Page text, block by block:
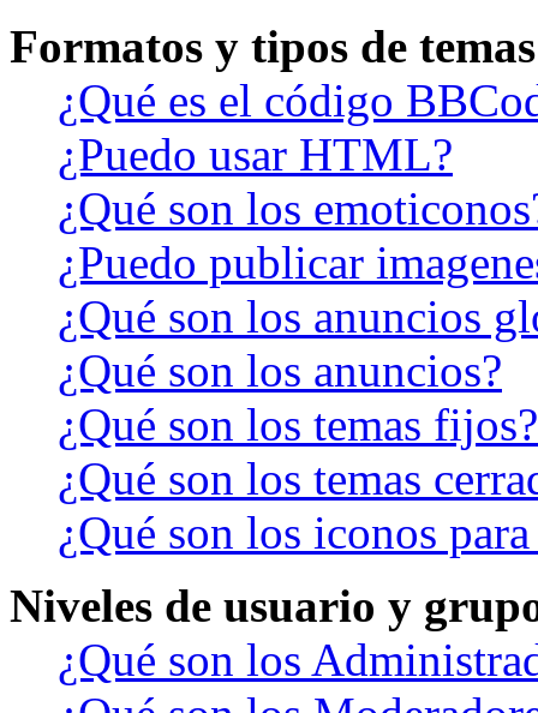
Formatos y tipos de temas
¿Qué es el código
¿Puedo usar HTML?
¿Qué son los
¿Puedo publicar
¿Qué son los anuncios
¿Qué son los anuncios?
¿Qué son los temas fijos?
¿Qué son los temas
¿Qué son los iconos
Niveles de usuario y
¿Qué son los